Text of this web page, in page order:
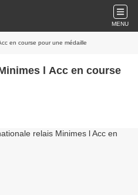
MENU
en course pour une médaille
l Acc en course